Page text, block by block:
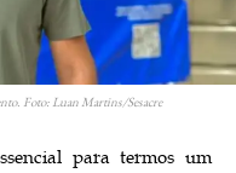
Foto: Luan Martins/Sesacre
para termos um